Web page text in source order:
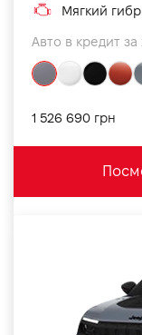
Мягкий
Авто в кредит
1 526 690 грн